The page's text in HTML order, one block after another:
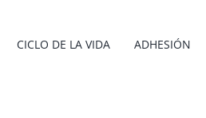
CICLO DE LA VIDA ADHESIÓN